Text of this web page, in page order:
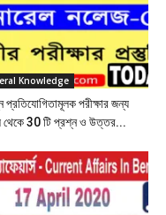
Knowledge
প্রতিযোগিতামূলক পরীক্ষার জন্য
30 টি প্রশ্ন ও উত্তর...